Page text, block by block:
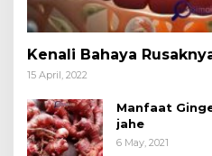
Kenali Bahaya
15 April, 2022
Manfaat
jahe
6 May, 2021